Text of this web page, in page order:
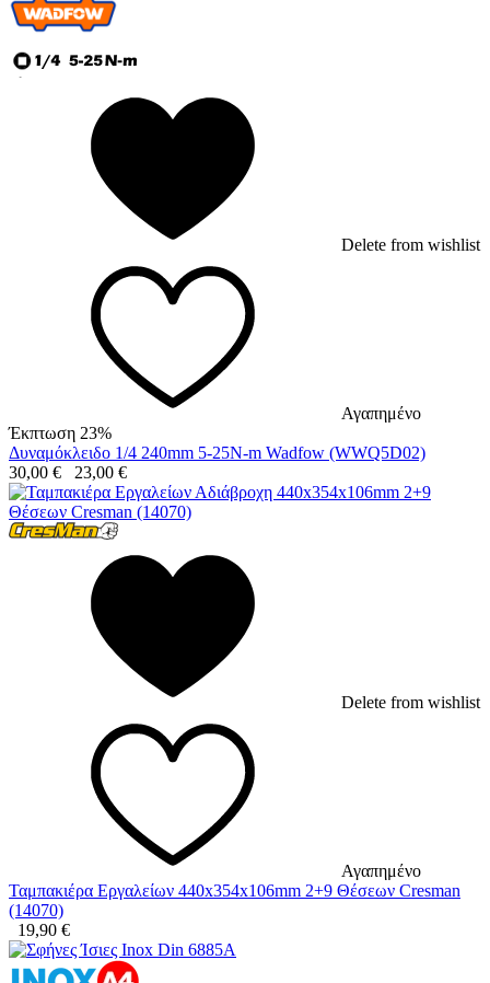
Delete from wishlist
Αγαπημένο
Έκπτωση 23%
Δυναμόκλειδο 1/4 240mm 5-25N-m Wadfow (WWQ5D02)
30,00 € 23,00 €
Delete from wishlist
Αγαπημένο
Ταμπακιέρα Εργαλείων 440x354x106mm 2+9 Θέσεων Cresman
(14070)
19,90 €